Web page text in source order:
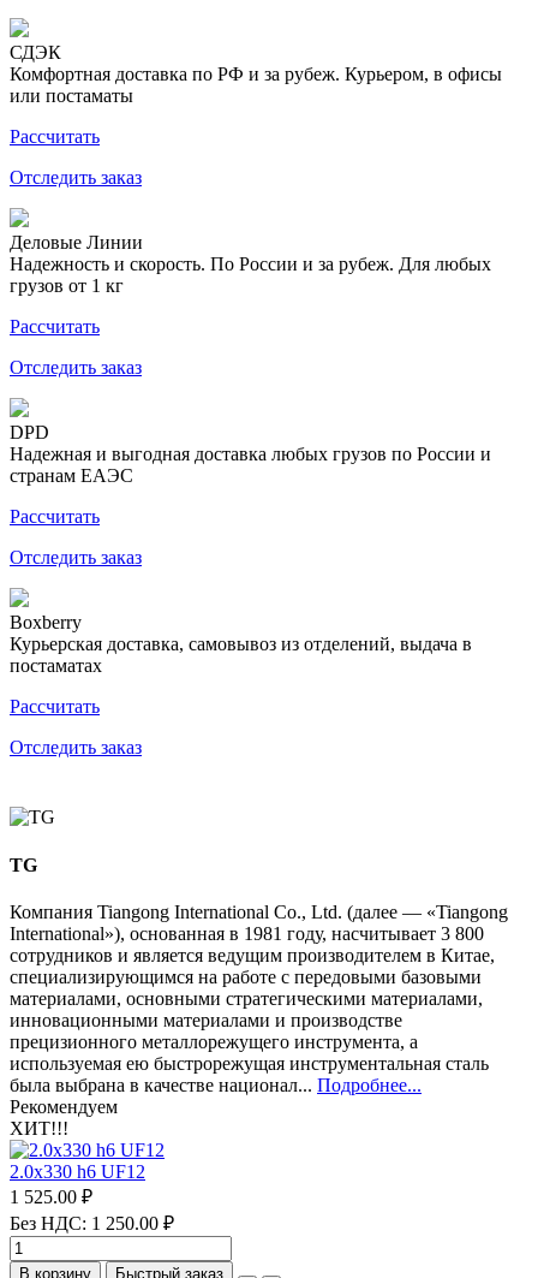
СДЭК
Комфортная доставка по РФ и за рубеж. Курьером, в офисы
или постаматы
Рассчитать
Отследить заказ
Деловые Линии
Надежность и скорость. По России и за рубеж. Для любых
грузов от 1 кг
Рассчитать
Отследить заказ
DPD
Надежная и выгодная доставка любых грузов по России и
странам ЕАЭС
Рассчитать
Отследить заказ
Boxberry
Курьерская доставка, самовывоз из отделений, выдача в
постаматах
Рассчитать
Отследить заказ
TG
Компания Tiangong International Co., Ltd. (далее — «Tiangong
International»), основанная в 1981 году, насчитывает 3 800
сотрудников и является ведущим производителем в Китае,
специализирующимся на работе с передовыми базовыми
материалами, основными стратегическими материалами,
инновационными материалами и производстве
прецизионного металлорежущего инструмента, а
используемая ею быстрорежущая инструментальная сталь
была выбрана в качестве национал... Подробнее...
Рекомендуем
ХИТ!!!
2.0х330 h6 UF12
1 525.00 ₽
Без НДС: 1 250.00 ₽
В корзину Быстрый заказ